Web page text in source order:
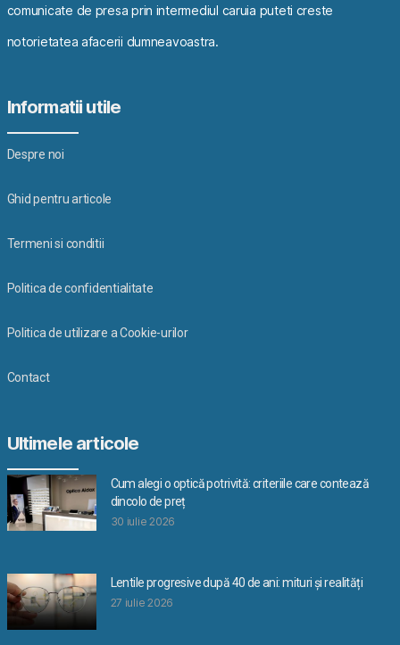
comunicate de presa prin intermediul caruia puteti creste
notorietatea afacerii dumneavoastra.
Informatii utile
Despre noi
Ghid pentru articole
Termeni si conditii
Politica de confidentialitate
Politica de utilizare a Cookie-urilor
Contact
Ultimele articole
Cum alegi o optică potrivită: criteriile care contează
dincolo de preț
30 iulie 2026
Lentile progresive după 40 de ani: mituri și realități
27 iulie 2026